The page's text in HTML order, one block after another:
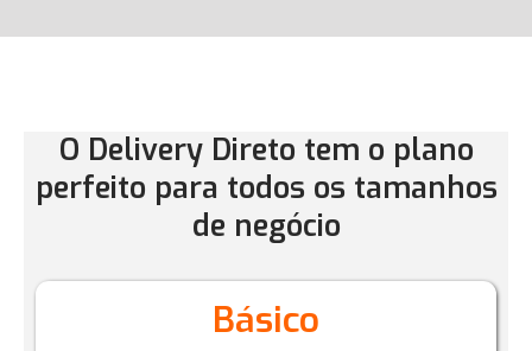
O Delivery Direto tem o plano
perfeito para todos os tamanhos
de negócio
Básico